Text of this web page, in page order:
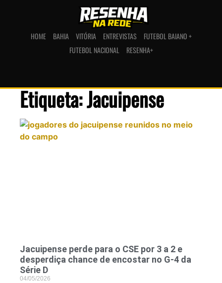
HOME BAHIA VITÓRIA ENTREVISTAS
FUTEBOL BAIANO +
FUTEBOL NACIONAL
RESENHA+
Etiqueta: Jacuipense
Jacuipense perde para o CSE por 3 a 2 e
desperdiça chance de encostar no G-4 da
Série D
04/05/2026